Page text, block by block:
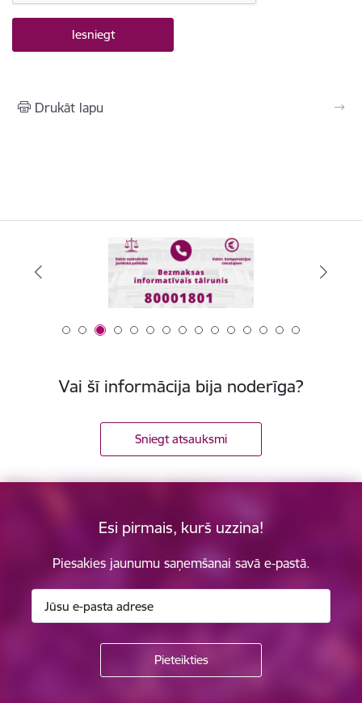
Drukāt lapu
Vai šī informācija bija noderīga?
Sniegt atsauksmi
Esi pirmais, kurš uzzina!
Piesakies jaunumu saņemšanai savā e-pastā.